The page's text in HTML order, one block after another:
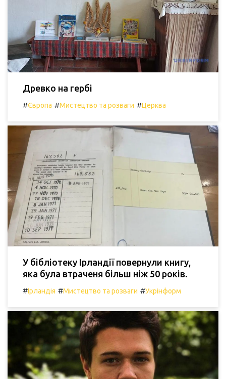
Древко на гербі
#Європа #Мистецтво та розваги #Церква
У бібліотеку Ірландії повернули книгу,
яка була втраченя більш ніж 50 років.
#Ірландія #Мистецтво та розваги #Укрінформ